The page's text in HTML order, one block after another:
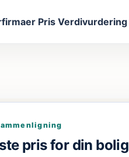
Pris Verdivurdering
pris for din bolig